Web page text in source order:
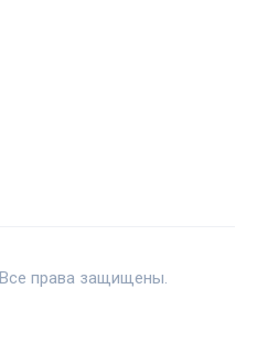
права защищены.